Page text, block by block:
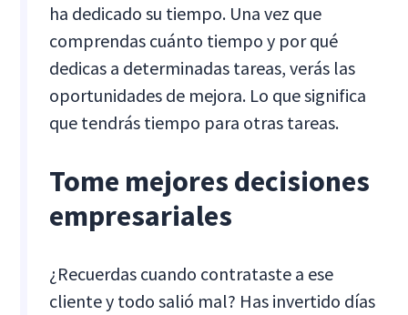
ha dedicado su tiempo. Una vez que
comprendas cuánto tiempo y por qué
dedicas a determinadas tareas, verás las
oportunidades de mejora. Lo que significa
que tendrás tiempo para otras tareas.
Tome mejores decisiones
empresariales
¿Recuerdas cuando contrataste a ese
cliente y todo salió mal? Has invertido días